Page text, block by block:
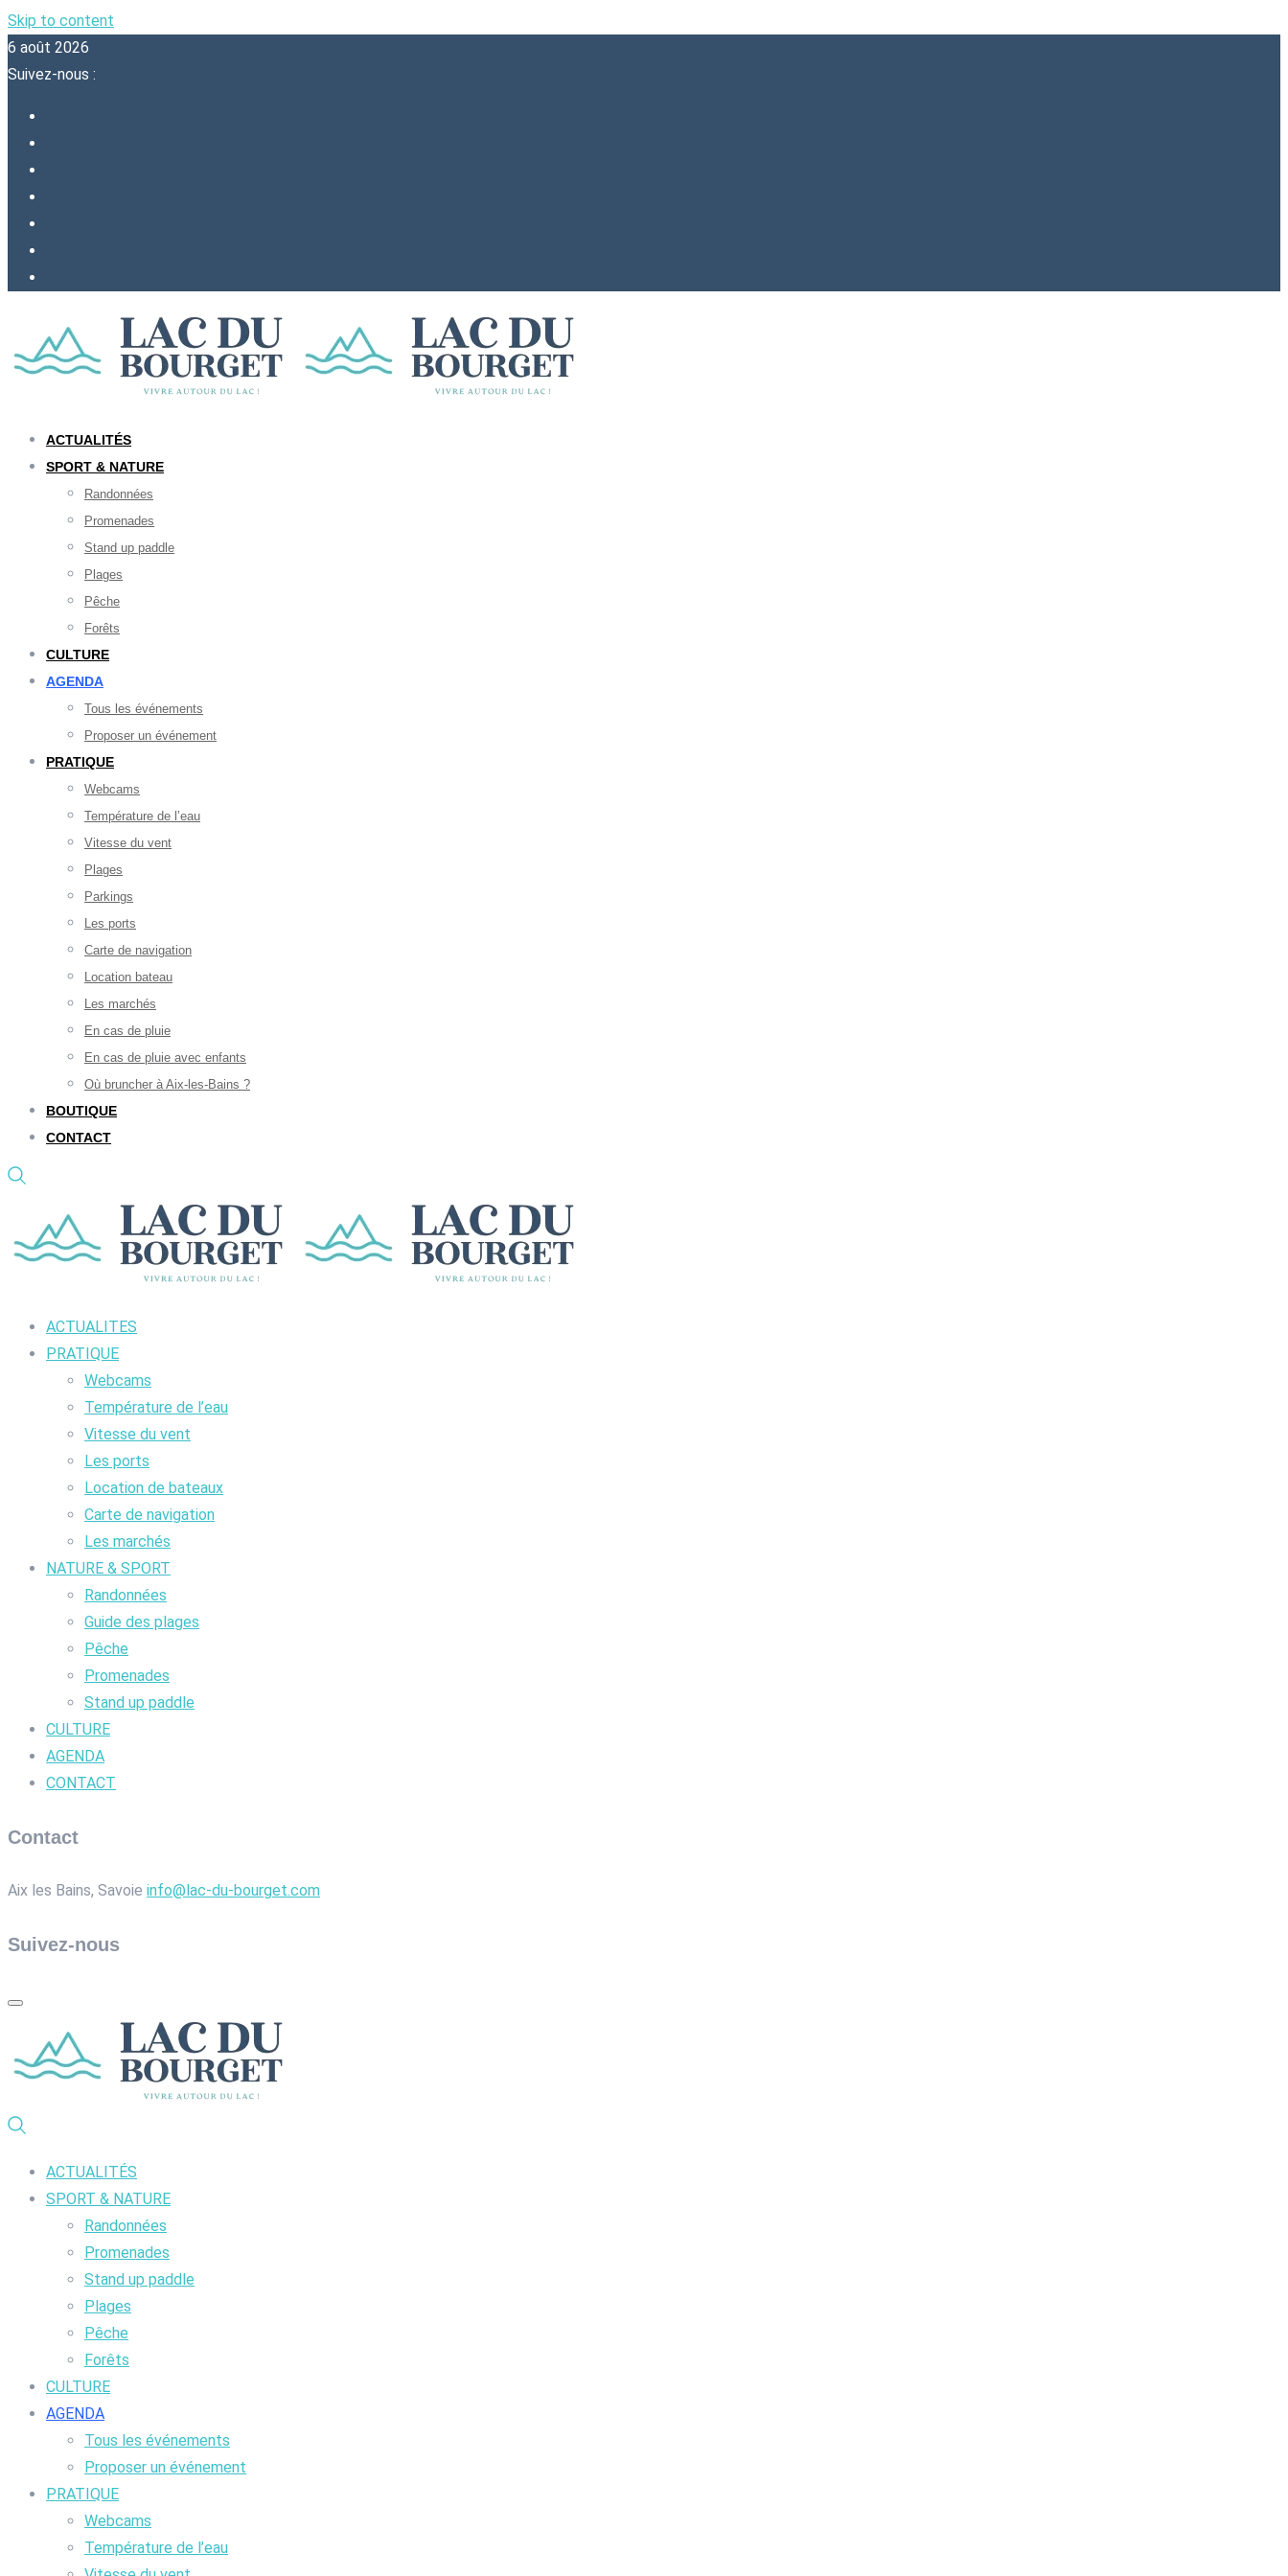
Skip to content
6 août 2026
Suivez-nous :
ACTUALITÉS
SPORT & NATURE
Randonnées
Promenades
Stand up paddle
Plages
Pêche
Forêts
CULTURE
AGENDA
Tous les événements
Proposer un événement
PRATIQUE
Webcams
Température de l’eau
Vitesse du vent
Plages
Parkings
Les ports
Carte de navigation
Location bateau
Les marchés
En cas de pluie
En cas de pluie avec enfants
Où bruncher à Aix-les-Bains ?
BOUTIQUE
CONTACT
ACTUALITES
PRATIQUE
Webcams
Température de l’eau
Vitesse du vent
Les ports
Location de bateaux
Carte de navigation
Les marchés
NATURE & SPORT
Randonnées
Guide des plages
Pêche
Promenades
Stand up paddle
CULTURE
AGENDA
CONTACT
Contact
Aix les Bains, Savoie info@lac-du-bourget.com
Suivez-nous
ACTUALITÉS
SPORT & NATURE
Randonnées
Promenades
Stand up paddle
Plages
Pêche
Forêts
CULTURE
AGENDA
Tous les événements
Proposer un événement
PRATIQUE
Webcams
Température de l’eau